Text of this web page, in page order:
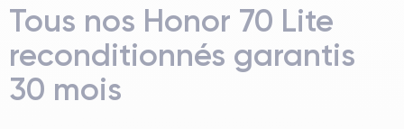
Tous nos Honor 70 Lite
reconditionnés garantis
30 mois